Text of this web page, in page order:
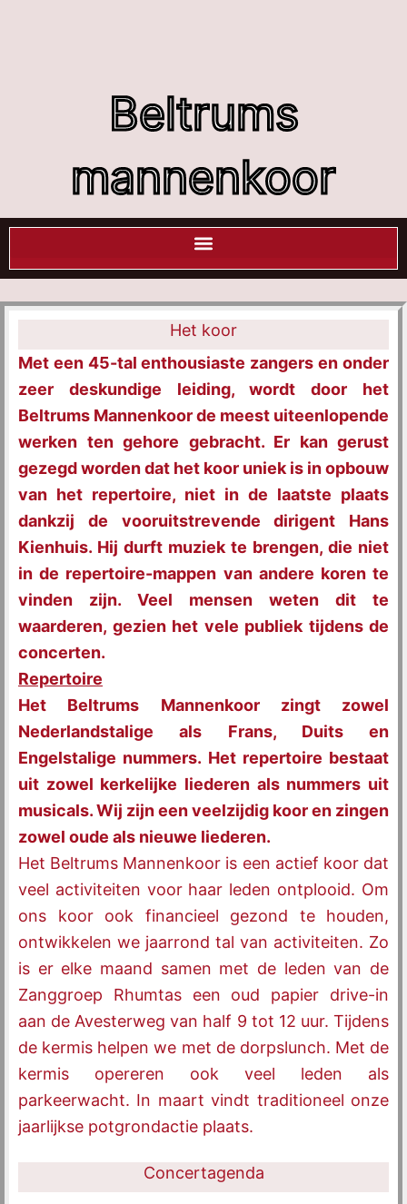
Beltrums
mannenkoor
Het koor
Met een 45-tal enthousiaste zangers en onder
zeer deskundige leiding, wordt door het
Beltrums Mannenkoor de meest uiteenlopende
werken ten gehore gebracht. Er kan gerust
gezegd worden dat het koor uniek is in opbouw
van het repertoire, niet in de laatste plaats
dankzij de vooruitstrevende dirigent Hans
Kienhuis. Hij durft muziek te brengen, die niet
in de repertoire-mappen van andere koren te
vinden zijn. Veel mensen weten dit te
waarderen, gezien het vele publiek tijdens de
concerten.
Repertoire
Het Beltrums Mannenkoor zingt zowel
Nederlandstalige als Frans, Duits en
Engelstalige nummers. Het repertoire bestaat
uit zowel kerkelijke liederen als nummers uit
musicals. Wij zijn een veelzijdig koor en zingen
zowel oude als nieuwe liederen.
Het Beltrums Mannenkoor is een actief koor dat
veel activiteiten voor haar leden ontplooid. Om
ons koor ook financieel gezond te houden,
ontwikkelen we jaarrond tal van activiteiten. Zo
is er elke maand samen met de leden van de
Zanggroep Rhumtas een oud papier drive-in
aan de Avesterweg van half 9 tot 12 uur. Tijdens
de kermis helpen we met de dorpslunch. Met de
kermis opereren ook veel leden als
parkeerwacht. In maart vindt traditioneel onze
jaarlijkse potgrondactie plaats.
Concertagenda